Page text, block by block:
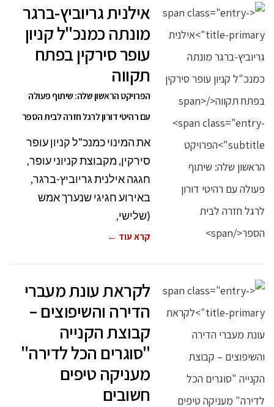
אילנית גריוביץ-ברגר
מונתה כמנכ"ל קניון
עופר סירקין בפתח
תקווה
הפרויקט הראשון שלה: שיתוף פעולה
עם רהיטי דורון לרגל חזרה לבית הספר
את המינוי כמנכ"ל קניון עופר
סירקין, מקבוצת קניוני עופר,
חגגה אילנית גריוביץ-ברגר,
באירוע חגיגי שנערך אמש
(שלישי,
קרא עוד ←
לקראת עונת מעברי
הדירה והשיפוצים –
קבוצת הקנייה
"סוגרים הכל לדירה"
מעניקה טיפים
חשובים